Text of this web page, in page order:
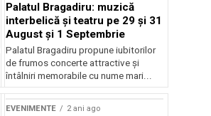
Palatul Bragadiru: muzică
interbelică şi teatru pe 29 şi 31
August şi 1 Septembrie
Palatul Bragadiru propune iubitorilor
de frumos concerte attractive şi
întâlniri memorabile cu nume mari...
EVENIMENTE 2 ani ago